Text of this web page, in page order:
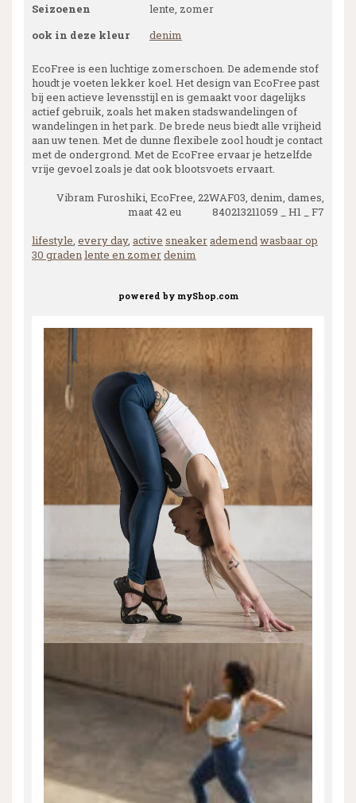
Seizoenen
lente, zomer
ook in deze kleur
denim
EcoFree is een luchtige zomerschoen. De ademende stof
houdt je voeten lekker koel. Het design van EcoFree past
bij een actieve levensstijl en is gemaakt voor dagelijks
actief gebruik, zoals het maken stadswandelingen of
wandelingen in het park. De brede neus biedt alle vrijheid
aan uw tenen. Met de dunne flexibele zool houdt je contact
met de ondergrond. Met de EcoFree ervaar je hetzelfde
vrije gevoel zoals je dat ook blootsvoets ervaart.
Vibram Furoshiki, EcoFree, 22WAF03, denim, dames,
maat 42 eu 840213211059 _ H1 _ F7
lifestyle, every day, active sneakerademendwasbaar op
30 gradenlente en zomerdenim
powered by myShop.com